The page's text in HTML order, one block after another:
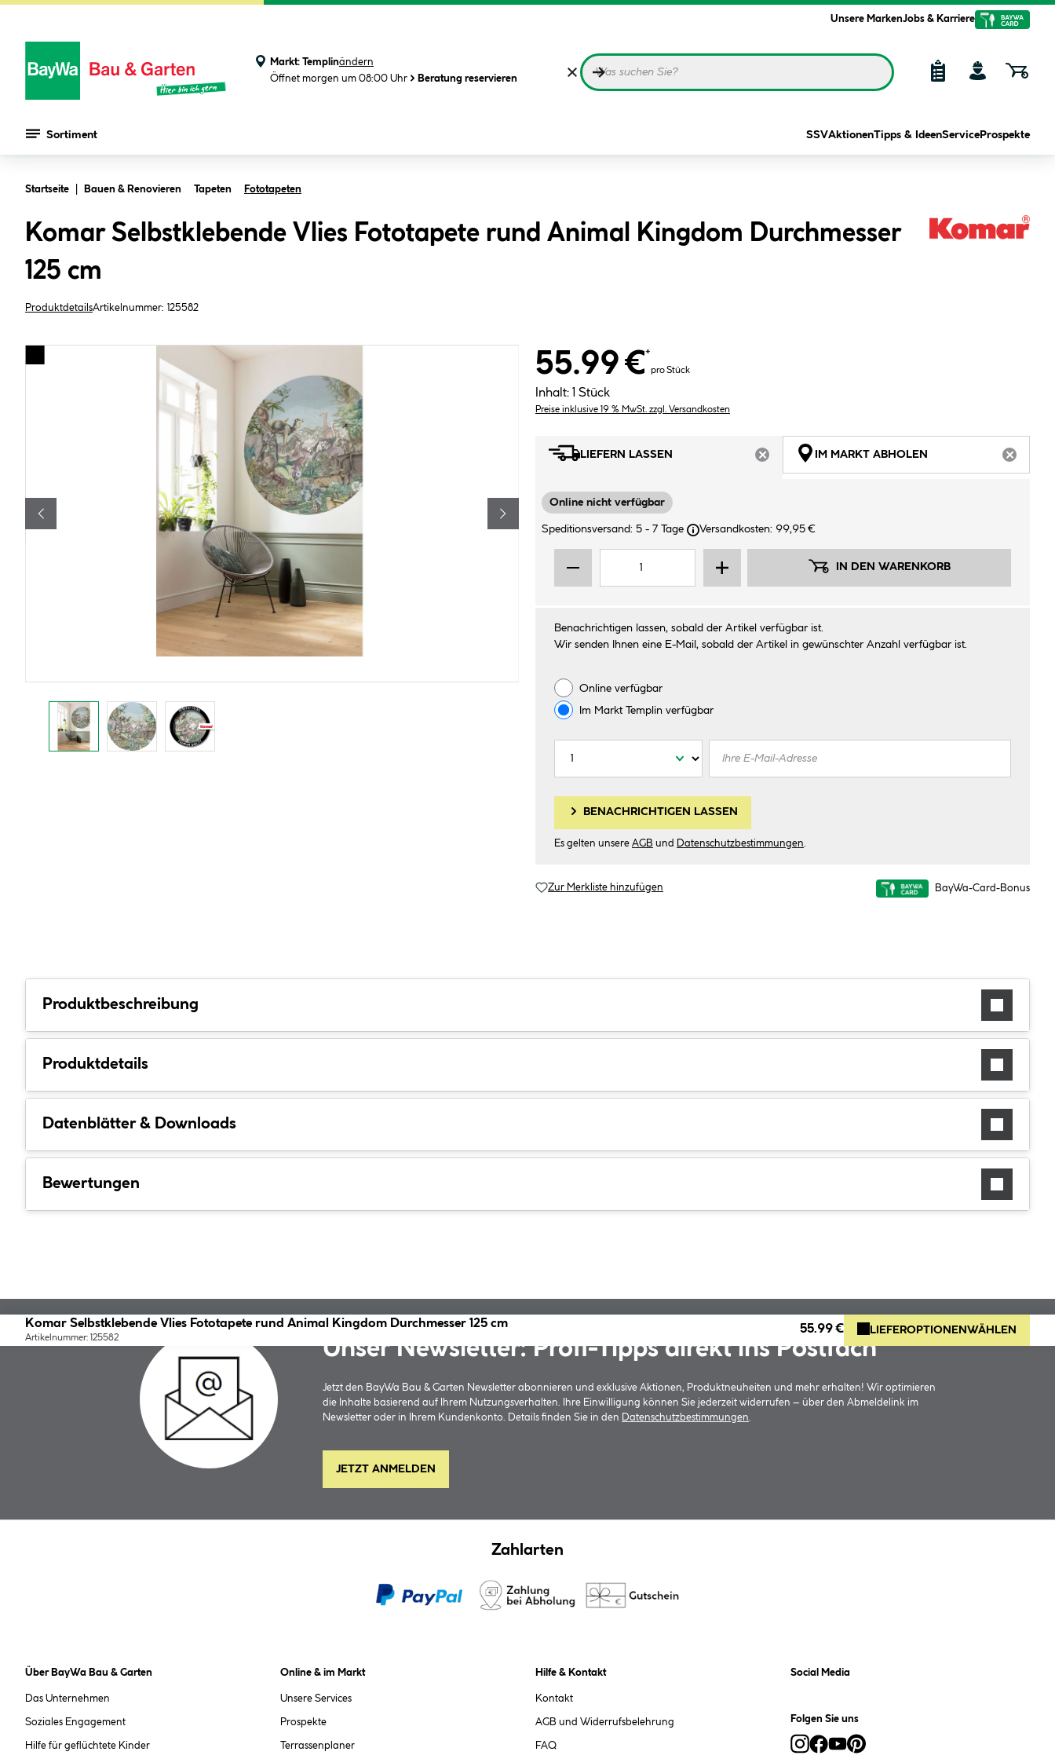
Unsere MarkenJobs & Karriere
Markt: Templinändern
Öffnet morgen um 08:00 Uhr
Beratung reservieren
Sortiment SSVAktionenTipps & IdeenService Prospekte
Startseite Bauen & Renovieren Tapeten Fototapeten
Komar Selbstklebende Vlies Fototapete rund Animal Kingdom Durchmesser
125 cm
ProduktdetailsArtikelnummer: 125582
55.99 €*
pro Stück
Inhalt: 1 Stück
Preise inklusive 19 % MwSt. zzgl. Versandkosten
LIEFERN LASSEN
ARTIKEL NICHT VERFÜGBAR
IM MARKT ABHOLEN
Online nicht verfügbar
Speditionsversand: 5 - 7 Tage Versandkosten: 99,95 €
IN DEN WARENKORB
Benachrichtigen lassen, sobald der Artikel verfügbar ist.
Wir senden Ihnen eine E-Mail, sobald der Artikel in gewünschter Anzahl verfügbar ist.
Online verfügbar
Im Markt Templin verfügbar
BENACHRICHTIGEN LASSEN
Es gelten unsere AGB und Datenschutzbestimmungen
Zur Merkliste hinzufügen BayWa-Card-Bonus
Produktbeschreibung
Produktdetails
Datenblätter & Downloads
Bewertungen
Komar Selbstklebende Vlies Fototapete rund Animal Kingdom Durchmesser 125 cm
Artikelnummer: 125582
55.99 € LIEFEROPTIONEN WÄHLEN
Unser Newsletter: Profi-Tipps direkt ins Postfach
Jetzt den BayWa Bau & Garten Newsletter abonnieren und exklusive Aktionen, Produktneuheiten und mehr erhalten! Wir optimieren
die Inhalte basierend auf Ihrem Nutzungsverhalten. Ihre Einwilligung können Sie jederzeit widerrufen – über den Abmeldelink im
Newsletter oder in Ihrem Kundenkonto. Details finden Sie in den
Datenschutzbestimmungen
JETZT ANMELDEN
Zahlarten
Über BayWa Bau & Garten
Das Unternehmen
Soziales Engagement
Hilfe für geflüchtete Kinder
Online & im Markt
Unsere Services
Prospekte
Terrassenplaner
Hilfe & Kontakt
Kontakt
AGB und Widerrufsbelehrung
FAQ
Social Media
Folgen Sie uns